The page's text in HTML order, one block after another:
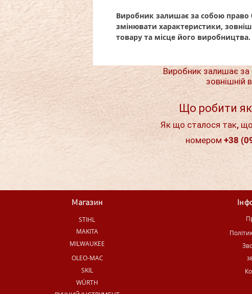
Виробник залишає за собою право
змінювати характеристики,
товару та місце його виробництва.
Виробник залишає
зовнішній
Що робити
Як що сталося так,
номером +38
Магазин
STIHL
MAKITA
MILWAUKEE
OLEO-MAC
SKIL
WÜRTH